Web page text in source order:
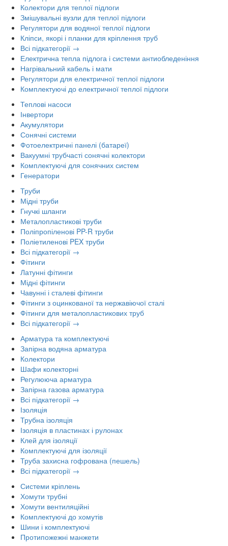
Колектори для теплої підлоги
Змішувальні вузли для теплої підлоги
Регулятори для водяної теплої підлоги
Кліпси, якорі і планки для кріплення труб
Всі підкатегорії →
Електрична тепла підлога і системи антиобледеніння
Нагрівальний кабель і мати
Регулятори для електричної теплої підлоги
Комплектуючі до електричної теплої підлоги
Теплові насоси
Інвертори
Акумулятори
Сонячні системи
Фотоелектричні панелі (батареї)
Вакуумні трубчасті сонячні колектори
Комплектуючі для сонячних систем
Генератори
Труби
Мідні труби
Гнучкі шланги
Металопластикові труби
Поліпропіленові PP-R труби
Поліетиленові PEX труби
Всі підкатегорії →
Фітинги
Латунні фітинги
Мідні фітинги
Чавунні і сталеві фітинги
Фітинги з оцинкованої та нержавіючої сталі
Фітинги для металопластикових труб
Всі підкатегорії →
Арматура та комплектуючі
Запірна водяна арматура
Колектори
Шафи колекторні
Регулююча арматура
Запірна газова арматура
Всі підкатегорії →
Ізоляція
Трубна ізоляція
Ізоляція в пластинах і рулонах
Клей для ізоляції
Комплектуючі для ізоляції
Труба захисна гофрована (пешель)
Всі підкатегорії →
Системи кріплень
Хомути трубні
Хомути вентиляційні
Комплектуючі до хомутів
Шини і комплектуючі
Протипожежні манжети